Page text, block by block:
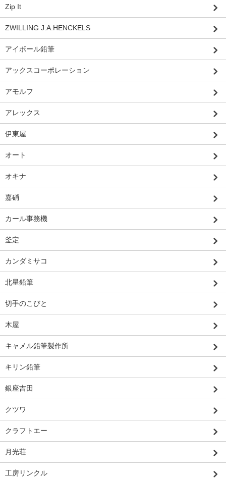
Zip It
ZWILLING J.A.HENCKELS
アイボール鉛筆
アックスコーポレーション
アモルフ
アレックス
伊東屋
オート
オキナ
嘉硝
カール事務機
釜定
カンダミサコ
北星鉛筆
切手のこびと
木屋
キャメル鉛筆製作所
キリン鉛筆
銀座吉田
クツワ
クラフトエー
月光荘
工房リンクル